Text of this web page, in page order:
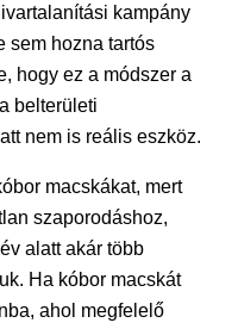
kampány
sem hozna tartós
hogy ez a módszer a
belterületi
nem is reális eszköz.
macskákat, mert
szaporodáshoz,
alatt akár több
Ha kóbor macskát
ahol megfelelő